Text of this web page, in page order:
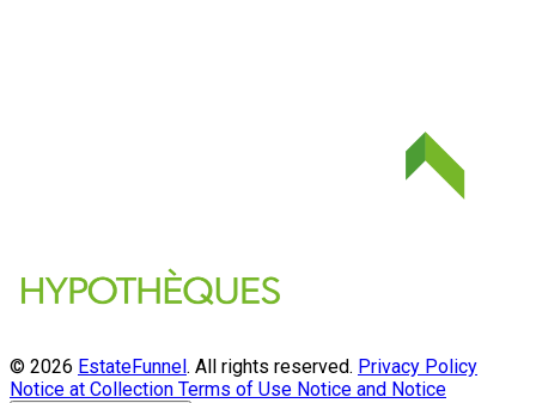
© 2026 EstateFunnel. All rights reserved. Privacy Policy
Notice at Collection Terms of Use Notice and Notice